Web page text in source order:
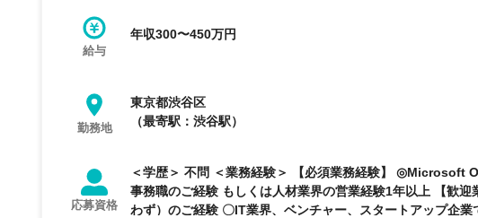
給与
年収300〜450万円
勤務地
東京都渋谷区
（最寄駅：渋谷駅）
応募資格
＜学歴＞ 不問 ＜業務経験＞ 【必須業務経験】 ◎Microsoft Office関連ソフトの基本操作実務経験 ◎
事務職のご経験 もしくは人材業界の営業経験1年以上 【歓迎業務経験】 〇採用実務（自社・取引先問
わず）のご経験 〇IT業界、ベンチャー、スタートアップ企